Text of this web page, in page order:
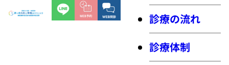
診療の流れ
診療体制